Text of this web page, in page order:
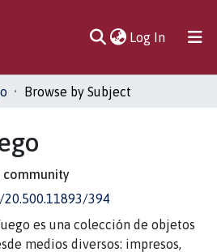
Log In(current)
Browse by Subject
community
394
es una colección de objetos
medios diversos: impresos,